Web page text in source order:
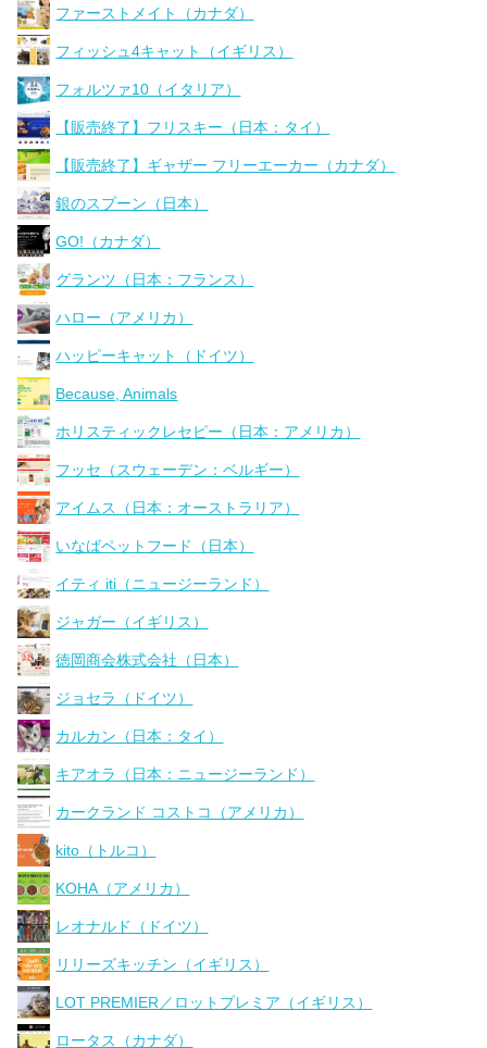
ファーストメイト（カナダ）
フィッシュ4キャット（イギリス）
フォルツァ10（イタリア）
【販売終了】フリスキー（日本：タイ）
【販売終了】ギャザー フリーエーカー（カナダ）
銀のスプーン（日本）
GO!（カナダ）
グランツ（日本：フランス）
ハロー（アメリカ）
ハッピーキャット（ドイツ）
Because, Animals
ホリスティックレセピー（日本：アメリカ）
フッセ（スウェーデン：ベルギー）
アイムス（日本：オーストラリア）
いなばペットフード（日本）
イティ iti（ニュージーランド）
ジャガー（イギリス）
徳岡商会株式会社（日本）
ジョセラ（ドイツ）
カルカン（日本：タイ）
キアオラ（日本：ニュージーランド）
カークランド コストコ（アメリカ）
kito（トルコ）
KOHA（アメリカ）
レオナルド（ドイツ）
リリーズキッチン（イギリス）
LOT PREMIER／ロットプレミア（イギリス）
ロータス（カナダ）